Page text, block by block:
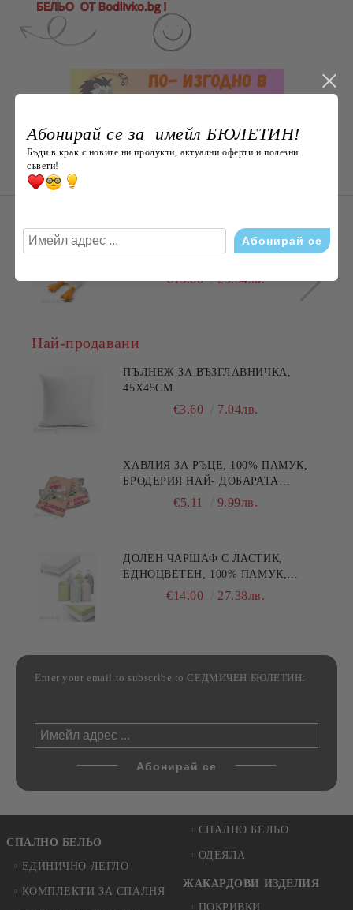
Пате, плюшена играчка, ХИТ,
€15.00 29.34лв.
Най-продавани
ПЪЛНЕЖ ЗА ВЪЗГЛАВНИЧКА,
45X45СМ.
€3.60 7.04лв.
ХАВЛИЯ ЗА РЪЦЕ, 100% ПАМУК,
БРОДЕРИЯ НАЙ- ДОБАРАТА
МАЙКА/БАБА , РАЗМЕР:
€5.11 9.99лв.
ДОЛЕН ЧАРШАФ С ЛАСТИК,
ЕДНОЦВЕТЕН, 100% ПАМУК,
РАЗЛИЧНИ РАЗМЕРИ
€14.00 27.38лв.
Enter your email to subscribe to СЕДМИЧЕН БЮЛЕТИН:
СПАЛНО БЕЛЬО
ЕДИНИЧНО ЛЕГЛО
КОМПЛЕКТИ ЗА СПАЛНЯ
СПАЛНО БЕЛЬО
ОДЕЯЛА
ЖАКАРДОВИ ИЗДЕЛИЯ
ПОКРИВКИ
Абонирай се за имейл БЮЛЕТИН!
Бъди в крак с новите ни продукти, актуални оферти и полезни
съвети!